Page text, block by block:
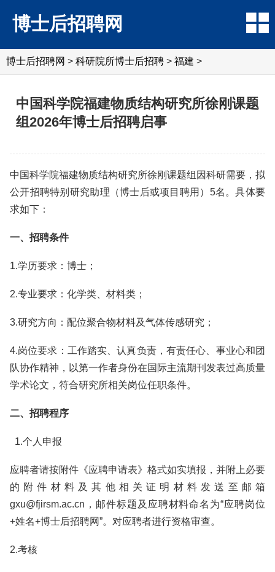
博士后招聘网
博士后招聘网 > 科研院所博士后招聘 > 福建 >
中国科学院福建物质结构研究所徐刚课题
组2026年博士后招聘启事
中国科学院福建物质结构研究所徐刚课题组因科研需要，拟
公开招聘特别研究助理（博士后或项目聘用）5名。具体要
求如下：
一、招聘条件
1.学历要求：博士；
2.专业要求：化学类、材料类；
3.研究方向：配位聚合物材料及气体传感研究；
4.岗位要求：工作踏实、认真负责，有责任心、事业心和团
队协作精神，以第一作者身份在国际主流期刊发表过高质量
学术论文，符合研究所相关岗位任职条件。
二、招聘程序
1.个人申报
应聘者请按附件《应聘申请表》格式如实填报，并附上必要
的附件材料及其他相关证明材料发送至邮箱
gxu@fjirsm.ac.cn，邮件标题及应聘材料命名为“应聘岗位
+姓名+博士后招聘网”。对应聘者进行资格审查。
2.考核